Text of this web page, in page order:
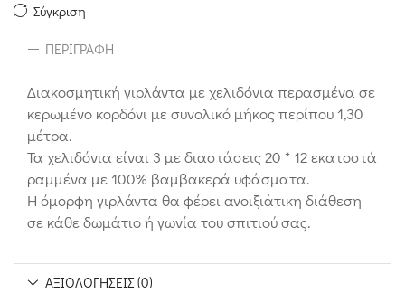
Σύγκριση
ΠΕΡΙΓΡΑΦΉ
Διακοσμητική γιρλάντα με χελιδόνια περασμένα σε
κερωμένο κορδόνι με συνολικό μήκος περίπου 1,30
μέτρα.
Τα χελιδόνια είναι 3 με διαστάσεις 20 * 12 εκατοστά
ραμμένα με 100% βαμβακερά υφάσματα.
Η όμορφη γιρλάντα θα φέρει ανοιξιάτικη διάθεση
σε κάθε δωμάτιο ή γωνία του σπιτιού σας.
ΑΞΙΟΛΟΓΉΣΕΙΣ (0)